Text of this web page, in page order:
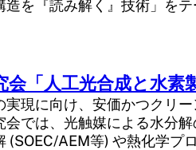
造を『読み解く』技術」を
会「人工光合成と水素
実現に向け、安価かつクリ
会では、光触媒による水分
(SOEC/AEM等) や熱化学プ